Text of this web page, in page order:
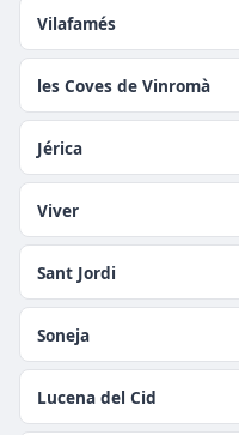
Vilafamés
les Coves de Vinromà
Jérica
Viver
Sant Jordi
Soneja
Lucena del Cid